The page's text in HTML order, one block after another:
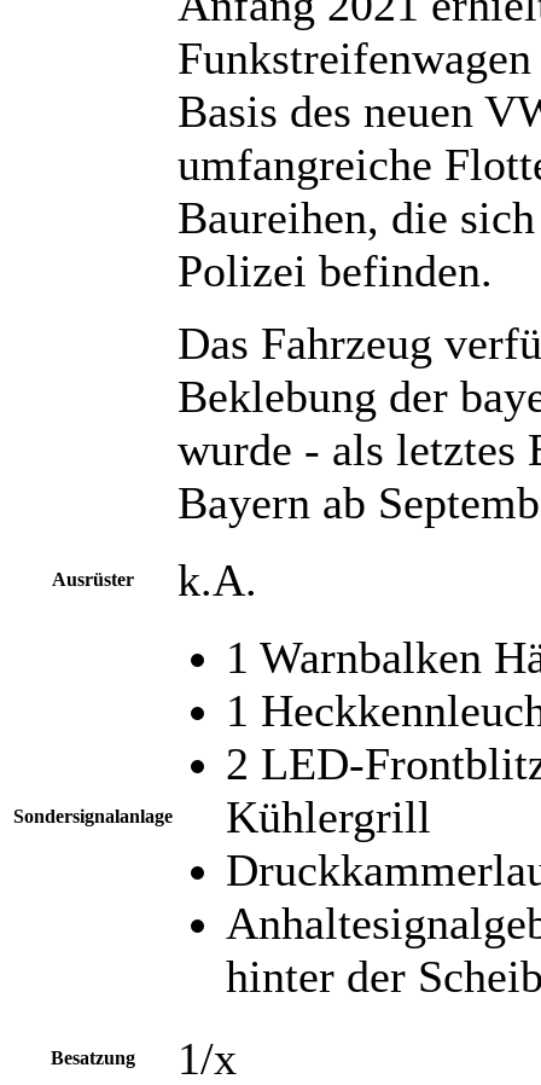
Basis des neuen
umfangreiche
Baureihen, die
Polizei befinden.
Das Fahrzeug
Beklebung der
wurde - als letztes
Bayern ab
Ausrüster k.A.
Sondersignalanlage
1 Warnbalken
1
2 LED-
Kühlergrill
hinter der
Besatzung 1/x